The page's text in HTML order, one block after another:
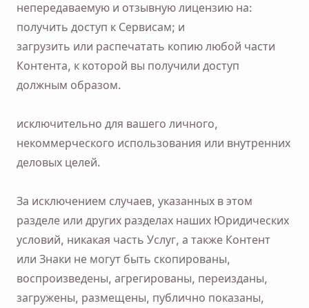
непередаваемую и отзывную лицензию на:
получить доступ к Сервисам; и
загрузить или распечатать копию любой части
Контента, к которой вы получили доступ
должным образом.
исключительно для вашего личного,
некоммерческого использования или внутренних
деловых целей.
За исключением случаев, указанных в этом
разделе или других разделах наших Юридических
условий, никакая часть Услуг, а также Контент
или Знаки не могут быть скопированы,
воспроизведены, агрегированы, переизданы,
загружены, размещены, публично показаны,